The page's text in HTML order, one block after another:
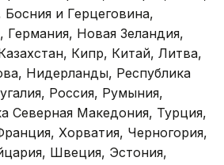
Босния и Герцеговина,
Германия, Новая Зеландия,
Кипр, Китай, Литва,
Нидерланды, Республика
Россия, Румыния,
Северная Македония, Турция,
Хорватия, Черногория,
Швеция, Эстония,